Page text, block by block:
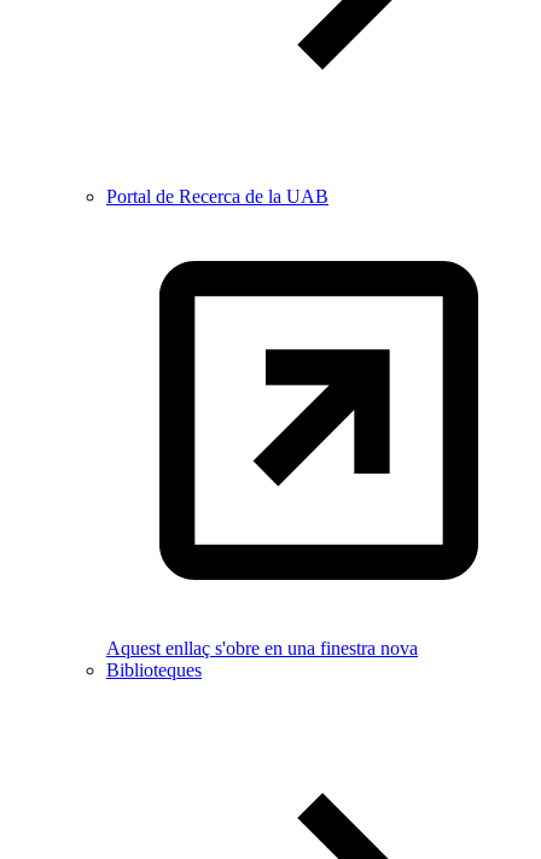
Portal de Recerca de la UAB
Aquest enllaç s'obre en una finestra nova
Biblioteques